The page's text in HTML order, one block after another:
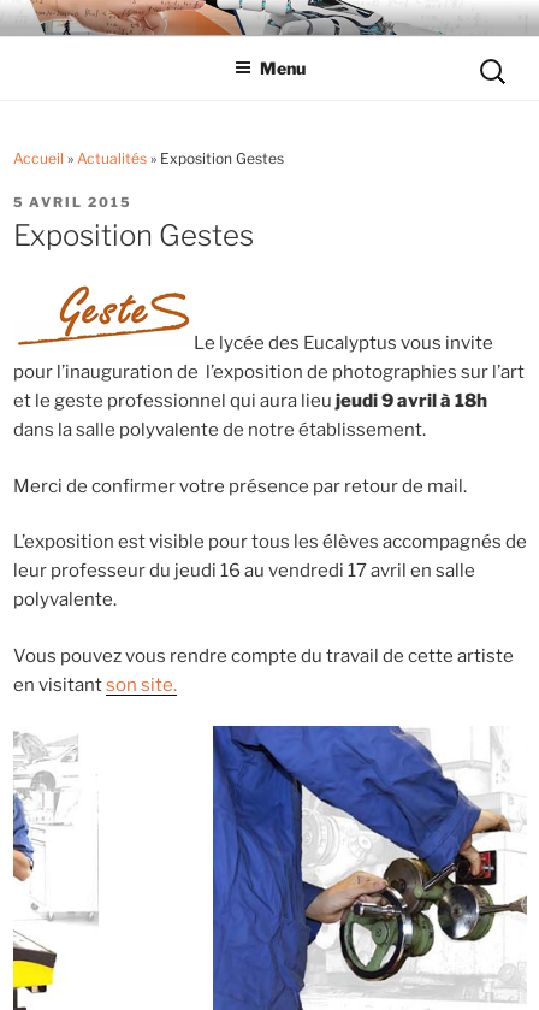
Aller
auLYCÉE LES EUCALYPTUS
Tout savoir sur le lycée professionnel
Menu
pour
Accueil » Actualités» Exposition Gestes
PUBLIÉ
LE
5 AVRIL 2015
Exposition Gestes
Le lycée des Eucalyptus vous invite
pour l’inauguration de l’exposition de photographies sur l’art
et le geste professionnel qui aura lieu jeudi 9 avril à 18h
dans la salle polyvalente de notre établissement.
Merci de confirmer votre présence par retour de mail.
L’exposition est visible pour tous les élèves accompagnés de
leur professeur du jeudi 16 au vendredi 17 avril en salle
polyvalente.
Vous pouvez vous rendre compte du travail de cette artiste
en visitantson site.